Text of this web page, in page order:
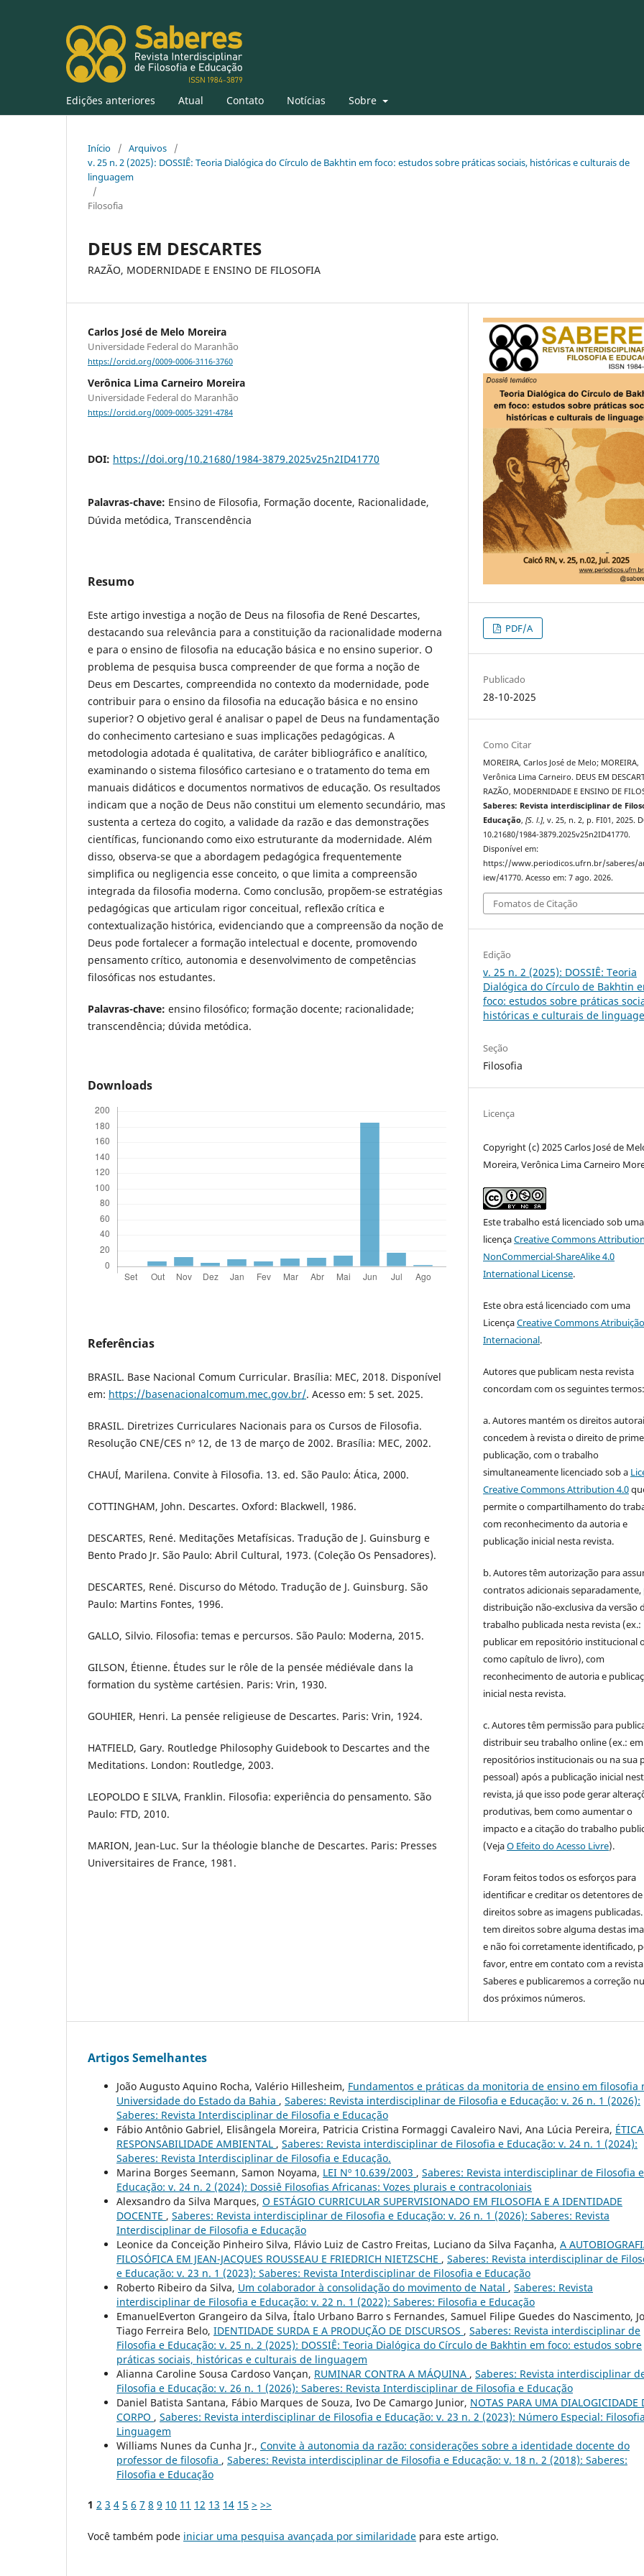
Edições anteriores Atual Contato Notícias Sobre
Início / Arquivos
/
v. 25 n. 2 (2025): DOSSIÊ: Teoria Dialógica do Círculo de Bakhtin em foco: estudos sobre práticas sociais, históricas e culturais de
linguagem
/
Filosofia
DEUS EM DESCARTES
RAZÃO, MODERNIDADE E ENSINO DE FILOSOFIA
Carlos José de Melo Moreira
Universidade Federal do Maranhão
https://orcid.org/0009-0006-3116-3760
Verônica Lima Carneiro Moreira
Universidade Federal do Maranhão
https://orcid.org/0009-0005-3291-4784
DOI: https://doi.org/10.21680/1984-3879.2025v25n2ID41770
Palavras-chave: Ensino de Filosofia, Formação docente, Racionalidade,
Dúvida metódica, Transcendência
Resumo
Este artigo investiga a noção de Deus na filosofia de René Descartes,
destacando sua relevância para a constituição da racionalidade moderna
e para o ensino de filosofia na educação básica e no ensino superior. O
problema de pesquisa busca compreender de que forma a noção de
Deus em Descartes, compreendida no contexto da modernidade, pode
contribuir para o ensino da filosofia na educação básica e no ensino
superior? O objetivo geral é analisar o papel de Deus na fundamentação
do conhecimento cartesiano e suas implicações pedagógicas. A
metodologia adotada é qualitativa, de caráter bibliográfico e analítico,
examinando o sistema filosófico cartesiano e o tratamento do tema em
manuais didáticos e documentos normativos de educação. Os resultados
indicam que a noção de Deus não constitui um elemento secundário, mas
sustenta a certeza do cogito, a validade da razão e das demonstrações
científicas, funcionando como eixo estruturante da modernidade. Além
disso, observa-se que a abordagem pedagógica frequentemente
simplifica ou negligencia esse conceito, o que limita a compreensão
integrada da filosofia moderna. Como conclusão, propõem-se estratégias
pedagógicas que articulam rigor conceitual, reflexão crítica e
contextualização histórica, evidenciando que a compreensão da noção de
Deus pode fortalecer a formação intelectual e docente, promovendo
pensamento crítico, autonomia e desenvolvimento de competências
filosóficas nos estudantes.
Palavras-chave: ensino filosófico; formação docente; racionalidade;
transcendência; dúvida metódica.
Downloads
Referências
BRASIL. Base Nacional Comum Curricular. Brasília: MEC, 2018. Disponível
em: https://basenacionalcomum.mec.gov.br/. Acesso em: 5 set. 2025.
BRASIL. Diretrizes Curriculares Nacionais para os Cursos de Filosofia.
Resolução CNE/CES nº 12, de 13 de março de 2002. Brasília: MEC, 2002.
CHAUÍ, Marilena. Convite à Filosofia. 13. ed. São Paulo: Ática, 2000.
COTTINGHAM, John. Descartes. Oxford: Blackwell, 1986.
DESCARTES, René. Meditações Metafísicas. Tradução de J. Guinsburg e
Bento Prado Jr. São Paulo: Abril Cultural, 1973. (Coleção Os Pensadores).
DESCARTES, René. Discurso do Método. Tradução de J. Guinsburg. São
Paulo: Martins Fontes, 1996.
GALLO, Silvio. Filosofia: temas e percursos. São Paulo: Moderna, 2015.
GILSON, Étienne. Études sur le rôle de la pensée médiévale dans la
formation du système cartésien. Paris: Vrin, 1930.
GOUHIER, Henri. La pensée religieuse de Descartes. Paris: Vrin, 1924.
HATFIELD, Gary. Routledge Philosophy Guidebook to Descartes and the
Meditations. London: Routledge, 2003.
LEOPOLDO E SILVA, Franklin. Filosofia: experiência do pensamento. São
Paulo: FTD, 2010.
MARION, Jean-Luc. Sur la théologie blanche de Descartes. Paris: Presses
Universitaires de France, 1981.
PDF/A
Publicado
28-10-2025
Como Citar
MOREIRA, Carlos José de Melo; MOREIRA,
Verônica Lima Carneiro. DEUS EM
RAZÃO, MODERNIDADE E ENSINO DE
Saberes: Revista interdisciplinar de
Educação,[S. l.], v. 25, n. 2, p. FI01, 2025.
10.21680/1984-3879.2025v25n2ID41770.
Disponível em:
https://www.periodicos.ufrn.br/saberes/
iew/41770. Acesso em: 7 ago. 2026.
Fomatos de Citação
Edição
v. 25 n. 2 (2025): DOSSIÊ: Teoria
Dialógica do Círculo de Bakhtin
foco: estudos sobre práticas
históricas e culturais de
Seção
Filosofia
Licença
Copyright (c) 2025 Carlos José de
Moreira, Verônica Lima Carneiro
Este trabalho está licenciado sob uma
licençaCreative Commons
NonCommercial-ShareAlike 4.0
International License.
Este obra está licenciado com uma
LicençaCreative Commons
Internacional.
Autores que publicam nesta revista
concordam com os seguintes termos:
a. Autores mantém os direitos
concedem à revista o direito de
publicação, com o trabalho
simultaneamente licenciado sob a
Creative Commons Attribution 4.0
permite o compartilhamento do
com reconhecimento da autoria e
publicação inicial nesta revista.
b. Autores têm autorização para
contratos adicionais separadamente,
distribuição não-exclusiva da versão
trabalho publicada nesta revista (ex.:
publicar em repositório institucional
como capítulo de livro), com
reconhecimento de autoria e
inicial nesta revista.
c. Autores têm permissão para
distribuir seu trabalho online (ex.: em
repositórios institucionais ou na sua
pessoal) após a publicação inicial
revista, já que isso pode gerar
produtivas, bem como aumentar o
impacto e a citação do trabalho
(VejaO Efeito do Acesso Livre).
Foram feitos todos os esforços para
identificar e creditar os detentores de
direitos sobre as imagens publicadas.
tem direitos sobre alguma destas
e não foi corretamente identificado,
favor, entre em contato com a revista
Saberes e publicaremos a correção
dos próximos números.
Artigos Semelhantes
João Augusto Aquino Rocha, Valério Hillesheim, Fundamentos e práticas da monitoria de ensino em filosofia
Universidade do Estado da Bahia , Saberes: Revista interdisciplinar de Filosofia e Educação: v. 26 n. 1 (2026):
Saberes: Revista Interdisciplinar de Filosofia e Educação
Fábio Antônio Gabriel, Elisângela Moreira, Patricia Cristina Formaggi Cavaleiro Navi, Ana Lúcia Pereira,
RESPONSABILIDADE AMBIENTAL , Saberes: Revista interdisciplinar de Filosofia e Educação: v. 24 n. 1 (2024):
Saberes: Revista Interdisciplinar de Filosofia e Educação.
Marina Borges Seemann, Samon Noyama, LEI Nº 10.639/2003 , Saberes: Revista interdisciplinar de Filosofia e
Educação: v. 24 n. 2 (2024): Dossiê Filosofias Africanas: Vozes plurais e contracoloniais
Alexsandro da Silva Marques, O ESTÁGIO CURRICULAR SUPERVISIONADO EM FILOSOFIA E A IDENTIDADE
DOCENTE , Saberes: Revista interdisciplinar de Filosofia e Educação: v. 26 n. 1 (2026): Saberes: Revista
Interdisciplinar de Filosofia e Educação
Leonice da Conceição Pinheiro Silva, Flávio Luiz de Castro Freitas, Luciano da Silva Façanha, A
FILOSÓFICA EM JEAN-JACQUES ROUSSEAU E FRIEDRICH NIETZSCHE , Saberes: Revista interdisciplinar de
e Educação: v. 23 n. 1 (2023): Saberes: Revista Interdisciplinar de Filosofia e Educação
Roberto Ribeiro da Silva, Um colaborador à consolidação do movimento de Natal , Saberes: Revista
interdisciplinar de Filosofia e Educação: v. 22 n. 1 (2022): Saberes: Filosofia e Educação
EmanuelEverton Grangeiro da Silva, Ítalo Urbano Barro s Fernandes, Samuel Filipe Guedes do Nascimento,
Tiago Ferreira Belo, IDENTIDADE SURDA E A PRODUÇÃO DE DISCURSOS , Saberes: Revista interdisciplinar de
Filosofia e Educação: v. 25 n. 2 (2025): DOSSIÊ: Teoria Dialógica do Círculo de Bakhtin em foco: estudos sobre
práticas sociais, históricas e culturais de linguagem
Alianna Caroline Sousa Cardoso Vançan, RUMINAR CONTRA A MÁQUINA , Saberes: Revista interdisciplinar
Filosofia e Educação: v. 26 n. 1 (2026): Saberes: Revista Interdisciplinar de Filosofia e Educação
Daniel Batista Santana, Fábio Marques de Souza, Ivo De Camargo Junior, NOTAS PARA UMA DIALOGICIDADE
CORPO , Saberes: Revista interdisciplinar de Filosofia e Educação: v. 23 n. 2 (2023): Número Especial:
Linguagem
Williams Nunes da Cunha Jr., Convite à autonomia da razão: considerações sobre a identidade docente do
professor de filosofia , Saberes: Revista interdisciplinar de Filosofia e Educação: v. 18 n. 2 (2018): Saberes:
Filosofia e Educação
1 2 3 4 5 6 7 8 9 10 11 12 13 14 15 > >>
Você também pode iniciar uma pesquisa avançada por similaridade para este artigo.